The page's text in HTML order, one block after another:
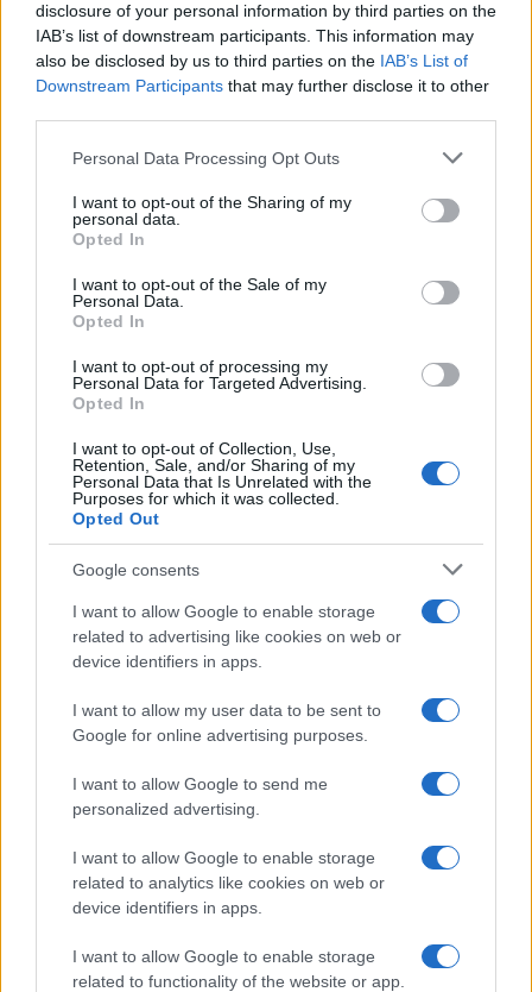
disclosure of your personal information by third parties on the
IAB’s list of downstream participants. This information may
also be disclosed by us to third parties on the IAB’s List of
Downstream Participants that may further disclose it to other
Please note that this website/app uses one or more Google
not limited to your visit or usage behaviour. You may click to
grant or deny consent to Google and its third-party tags to
use your data for below specified purposes in below Google
consent section.
Personal Data Processing Opt Outs
I want to opt-out of the Sharing of my
personal data.
Opted In
I want to opt-out of the Sale of my
Personal Data.
Opted In
I want to opt-out of processing my
Personal Data for Targeted Advertising.
Opted In
I want to opt-out of Collection, Use,
Retention, Sale, and/or Sharing of my
Personal Data that Is Unrelated with the
Purposes for which it was collected.
Opted Out
Google consents
I want to allow Google to enable storage
related to advertising like cookies on web or
device identifiers in apps.
I want to allow my user data to be sent to
Google for online advertising purposes.
I want to allow Google to send me
personalized advertising.
I want to allow Google to enable storage
related to analytics like cookies on web or
device identifiers in apps.
I want to allow Google to enable storage
related to functionality of the website or app.
Papa Leone XIV incontra i giovani ad Assisi: il richiamo
alla pace e alla solidarietà
NEWS
Caldo record in Europa: rischi per la salute e ambiente
Vacanze estive per anziani a Verona: un’opportunità da
L’Italia nel 2050: un futuro di sfide demografiche ed
Novità sulla pensione: cumulo dei fondi per una
maggiore flessibilità
Risarcimento milionario per le amiche di Amy
Winehouse: la sentenza contro Mitch